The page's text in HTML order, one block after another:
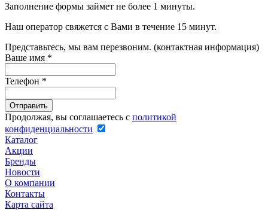
Заполнение формы займет не более 1 минуты.
Наш оператор свяжется с Вами в течение 15 минут.
Представьтесь, мы вам перезвоним. (контактная информация)
Ваше имя *
Телефон *
Продолжая, вы соглашаетесь с политикой
конфиденциальности
Каталог
Акции
Бренды
Новости
О компании
Контакты
Карта сайта